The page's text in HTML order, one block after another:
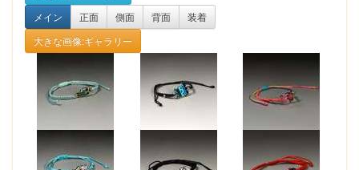
メイン
正面 側面 背面
装着
大きな画像:ギャラリー